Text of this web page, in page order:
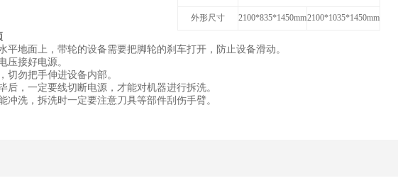
外形尺寸 2100*835*1450mm2100*1035*1450mm
平地面上，带轮的设备需要把脚轮的刹车打开，防止设备滑动。
压接好电源。
切勿把手伸进设备内部。
后，一定要线切断电源，才能对机器进行拆洗。
冲洗，拆洗时一定要注意刀具等部件刮伤手臂。